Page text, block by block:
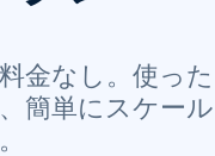
金なし。使った
簡単にスケール